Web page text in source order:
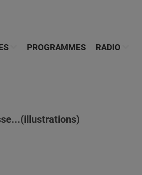
PROGRAMMES RADIO